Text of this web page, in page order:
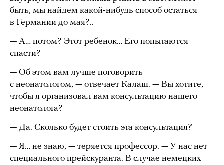
быть, мы найдем какой-нибудь способ остаться
в Германии до мая?..
— А… потом? Этот ребенок… Его попытаются
спасти?
— Об этом вам лучше поговорить
с неонатологом, — отвечает Калаш. — Вы хотите,
чтобы я организовал вам консультацию нашего
неонатолога?
— Да. Сколько будет стоить эта консультация?
— Я… не знаю, — теряется профессор. — У нас нет
специального прейскуранта. В случае немецких